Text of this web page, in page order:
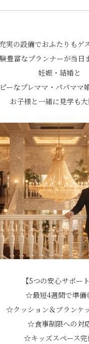
実の設備でおふたりもゲ
豊富なプランナーが当日
妊娠・結婚と
ーなプレママ・パパママ
お子様と一緒に見学も大
【5つの安心サポート
☆最短4週間で準
☆クッション＆ブランケ
☆食事制限への対
☆キッズスペース完